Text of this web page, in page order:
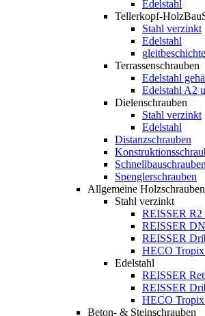
Edelstahl
Tellerkopf-
Stahl verzinkt
Edelstahl
Terrassenschrauben
Edelstahl
Edelstahl A2
Dielenschrauben
Stahl verzinkt
Edelstahl
Distanzschrauben
Schnellbauschrauben
Spenglerschrauben
Allgemeine Holzschrauben
Stahl verzinkt
REISSER R2
REISSER
REISSER
HECO
Edelstahl
REISSER
REISSER
HECO
Beton- & Steinschrauben